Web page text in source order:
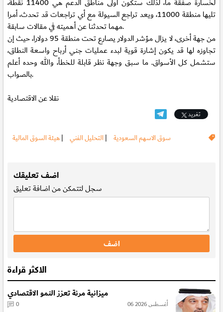
تليها منطقة 11000، ويعد تراجع السيولة مع أي تراجعات قد تحدث، أمرا
مهما تحدثنا عن أهميته في مقالات سابقة.
من جهة أخرى، لا يزال مؤشر الدولار يصارع تحت منطقة 95 دولارا، حيث إن
تجاوزه لها قد يكون إشارة قوية لبدء عمليات جني أرباح واسعة النطاق،
ستشمل كل الأسواق. ما سبق وجهة نظر قابلة للخطأ، والله وحده أعلم
بالصواب.
نقلا عن الاقتصادية
تغريد
سوق الاسهم السعودية | التحليل الفني |هيئة السوق المالية
اضف تعليقك
سجللتتمكن من اضافة تعليق
الاكثر قراءة
ميزانية مرنة تعزز النمو الاقتصادي
06 أغسطس 2026 0